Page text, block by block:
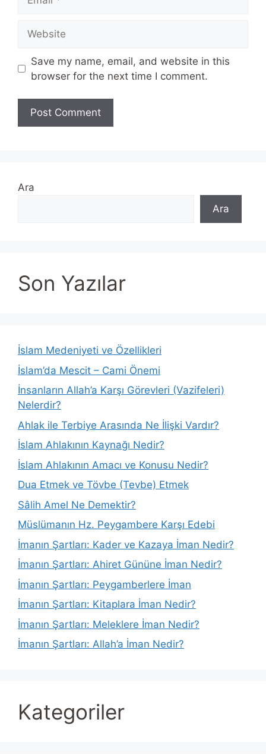
Save my name, email, and website in this
browser for the next time I comment.
Ara
Ara
Son Yazılar
İslam Medeniyeti ve Özellikleri
İslam’da Mescit – Cami Önemi
İnsanların Allah’a Karşı Görevleri (Vazifeleri)
Nelerdir?
Ahlak ile Terbiye Arasında Ne İlişki Vardır?
İslam Ahlakının Kaynağı Nedir?
İslam Ahlakının Amacı ve Konusu Nedir?
Dua Etmek ve Tövbe (Tevbe) Etmek
Sâlih Amel Ne Demektir?
Müslümanın Hz. Peygambere Karşı Edebi
İmanın Şartları: Kader ve Kazaya İman Nedir?
İmanın Şartları: Ahiret Gününe İman Nedir?
İmanın Şartları: Peygamberlere İman
İmanın Şartları: Kitaplara İman Nedir?
İmanın Şartları: Meleklere İman Nedir?
İmanın Şartları: Allah’a İman Nedir?
Kategoriler